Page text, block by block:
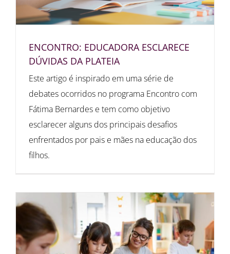
ENCONTRO: EDUCADORA ESCLARECE
DÚVIDAS DA PLATEIA
Este artigo é inspirado em uma série de
debates ocorridos no programa Encontro com
Fátima Bernardes e tem como objetivo
esclarecer alguns dos principais desafios
enfrentados por pais e mães na educação dos
filhos.